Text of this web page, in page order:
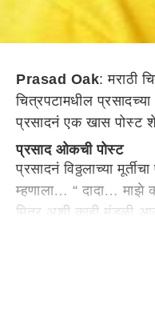
Prasad Oak: मराठी
चित्रपटामधील
प्रसादनं एक खास पोस्ट
प्रसाद ओकची पोस्ट
प्रसादनं विठ्ठलाच्या
म्हणाला… “ दादा… माझे
मित्र अशी काही मंडळी
लागले. मी म्हणालो “